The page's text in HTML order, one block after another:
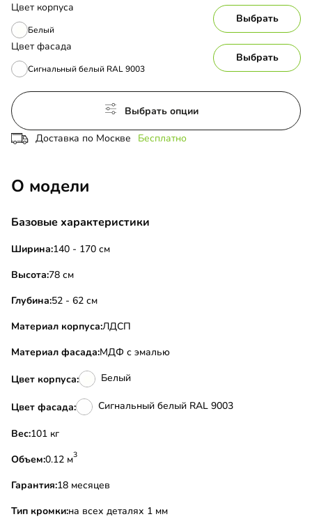
Цвет корпуса
Белый
Выбрать
Цвет фасада
Сигнальный белый RAL 9003
Выбрать
Выбрать опции
Доставка по Москве Бесплатно
О модели
Базовые характеристики
Ширина:140 - 170 см
Высота:78 см
Глубина:52 - 62 см
Материал корпуса:ЛДСП
Материал фасада:МДФ с эмалью
Цвет корпуса: Белый
Цвет фасада: Сигнальный белый RAL 9003
Вес:
101 кг
Объем:
0.12 м3
Гарантия:18 месяцев
Тип кромки:на всех деталях 1 мм